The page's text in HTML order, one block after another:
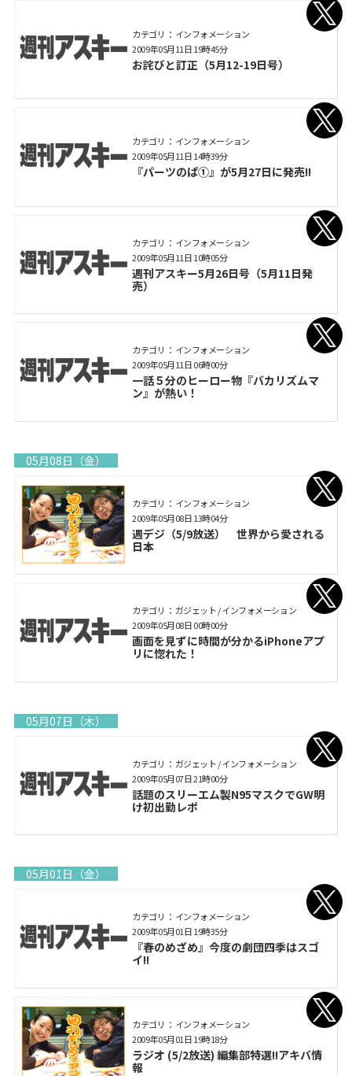
カテゴリ： インフォメーション
お詫びと訂正（5月12-19日号）
2009年05月11日 19時45分
カテゴリ： インフォメーション
『パーツのぱ①』が5月27日に発売!!
2009年05月11日 14時39分
カテゴリ： インフォメーション
週刊アスキー5月26日号（5月11日発
売）
2009年05月11日 10時05分
カテゴリ： インフォメーション
一話５分のヒーロー物『バカリズムマ
ン』が熱い！
2009年05月11日 06時00分
05月08日（金）
カテゴリ： インフォメーション
週デジ（5/9放送） 世界から愛される
日本
2009年05月08日 13時04分
カテゴリ： ガジェット / インフォメーション
画面を見ずに時間が分かるiPhoneアプ
リに惚れた！
2009年05月08日 00時00分
05月07日（木）
カテゴリ： ガジェット / インフォメーション
話題のスリーエム製N95マスクでGW明
け初出勤レポ
2009年05月07日 21時00分
05月01日（金）
カテゴリ： インフォメーション
『春のめざめ』今度の劇団四季はスゴ
イ!!
2009年05月01日 19時35分
カテゴリ： インフォメーション
ラジオ (5/2放送) 編集部特選!!アキバ情
報
2009年05月01日 19時18分